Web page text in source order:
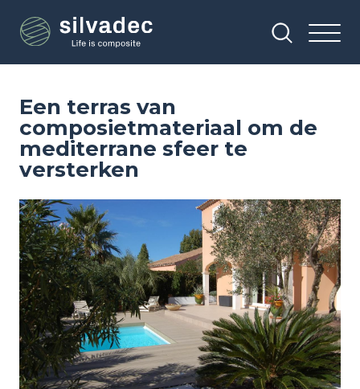
naar
Een terras van
composietmateriaal om de
mediterrane sfeer te
versterken
Image